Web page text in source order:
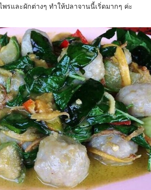
พรและผักต่างๆ ทำให้ปลาจานนี้เริ่ดมากๆ ค่ะ